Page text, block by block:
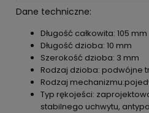
Dane techniczne:
Długość całkowita: 105 mm
Długość dzioba: 10 mm
Szerokość dzioba: 3 mm
Rodzaj dzioba: podwójne
Rodzaj
Typ rękojeści:
stabilnego uchwytu,